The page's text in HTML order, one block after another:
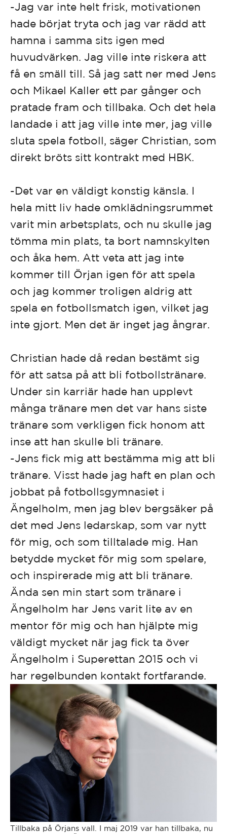
-Jag var inte helt frisk, motivationen
hade börjat tryta och jag var rädd att
hamna i samma sits igen med
huvudvärken. Jag ville inte riskera att
få en smäll till. Så jag satt ner med Jens
och Mikael Kaller ett par gånger och
pratade fram och tillbaka. Och det hela
landade i att jag ville inte mer, jag ville
sluta spela fotboll, säger Christian, som
direkt bröts sitt kontrakt med HBK.
-Det var en väldigt konstig känsla. I
hela mitt liv hade omklädningsrummet
varit min arbetsplats, och nu skulle jag
tömma min plats, ta bort namnskylten
och åka hem. Att veta att jag inte
kommer till Örjan igen för att spela
och jag kommer troligen aldrig att
spela en fotbollsmatch igen, vilket jag
inte gjort. Men det är inget jag ångrar.
Christian hade då redan bestämt sig
för att satsa på att bli fotbollstränare.
Under sin karriär hade han upplevt
många tränare men det var hans siste
tränare som verkligen fick honom att
inse att han skulle bli tränare.
-Jens fick mig att bestämma mig att bli
tränare. Visst hade jag haft en plan och
jobbat på fotbollsgymnasiet i
Ängelholm, men jag blev bergsäker på
det med Jens ledarskap, som var nytt
för mig, och som tilltalade mig. Han
betydde mycket för mig som spelare,
och inspirerade mig att bli tränare.
Ända sen min start som tränare i
Ängelholm har Jens varit lite av en
mentor för mig och han hjälpte mig
väldigt mycket när jag fick ta över
Ängelholm i Superettan 2015 och vi
har regelbunden kontakt fortfarande.
Tillbaka på Örjans vall. I maj 2019 var han tillbaka, nu